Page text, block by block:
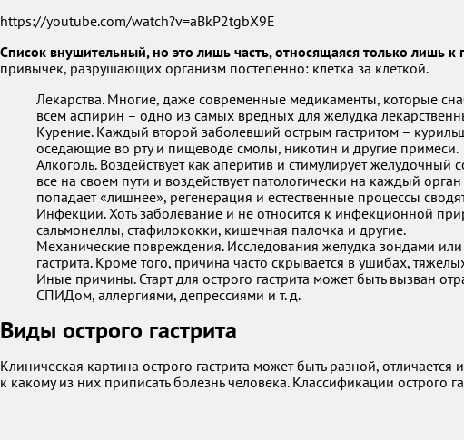
https://youtube.com/watch?v=aBkP2tgbX9E
Список внушительный, но это лишь часть, относящаяся только лишь к
привычек, разрушающих организм постепенно: клетка за клеткой.
Лекарства. Многие, даже современные медикаменты, которые
всем аспирин – одно из самых вредных для желудка
Курение. Каждый второй заболевший острым гастритом –
оседающие во рту и пищеводе смолы, никотин и другие примеси.
Алкоголь. Воздействует как аперитив и стимулирует
все на своем пути и воздействует патологически на каждый
попадает «лишнее», регенерация и естественные процессы
Инфекции. Хоть заболевание и не относится к инфекционной
сальмонеллы, стафилококки, кишечная палочка и другие.
Механические повреждения. Исследования желудка зондами или
гастрита. Кроме того, причина часто скрывается в ушибах,
Иные причины. Старт для острого гастрита может быть вызван
СПИДом, аллергиями, депрессиями и т. д.
Виды острого гастрита
Клиническая картина острого гастрита может быть разной,
к какому из них приписать болезнь человека. Классификации острого